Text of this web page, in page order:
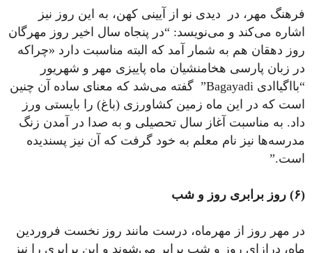
فرهنگ مهر، در دیدی نو از آیینی کهن، به این روز نیز
اشاره می‌کند و می‌نویسد: “در پنجاه سال اخیر روز مهرگان
روز دهقان هم به شمار آمد که البته مناسبت دارد «چرا‌که
در زبان پارسی ‌هخامنشیان ماه پاییزی مهر‌ و ‌شهریور
“بااگیاادی Bagayadi” گفته می‌شد که معنای ساده‌ آن چنین
است که در این ماه زمین کشاورزی (باغ) را بایستی ورز
داد. به مناسبت آغاز سال تحصیلی و به صدا در آمدن زنگ
مدرسه‌ها نیز نام معلم به خود گرفت که آن نیز پسندیده
است.”
(۶) روز برابری روز و شب
در مهر روز از مهرماه، درست مانند روز نخست فروردین
ماه، درازای روز و شب برابر می‌شوند و این برابری را نیز